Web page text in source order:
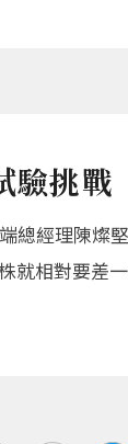
驗挑戰
總經理陳
相對要差